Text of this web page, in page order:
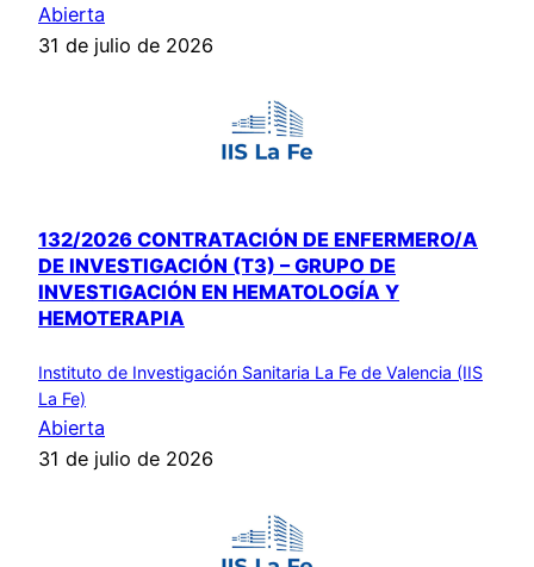
Abierta
31 de julio de 2026
132/2026 CONTRATACIÓN DE ENFERMERO/A
DE INVESTIGACIÓN (T3) – GRUPO DE
INVESTIGACIÓN EN HEMATOLOGÍA Y
HEMOTERAPIA
Instituto de Investigación Sanitaria La Fe de Valencia (IIS
La Fe)
Abierta
31 de julio de 2026